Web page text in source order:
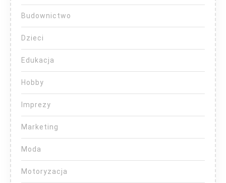
Budownictwo
Dzieci
Edukacja
Hobby
Imprezy
Marketing
Moda
Motoryzacja